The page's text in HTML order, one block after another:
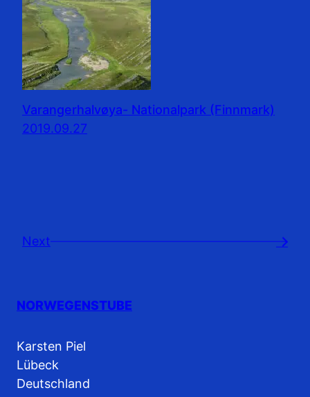
Varangerhalvøya- Nationalpark (Finnmark)
2019.09.27
Next →
NORWEGENSTUBE
Karsten Piel
Lübeck
Deutschland